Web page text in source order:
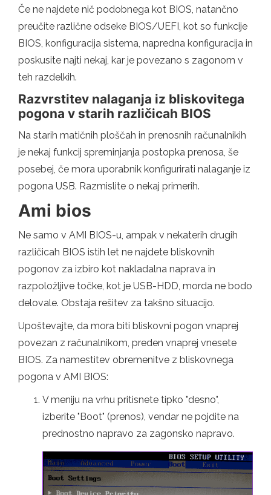
Če ne najdete nič podobnega kot BIOS, natančno
preučite različne odseke BIOS/UEFI, kot so funkcije
BIOS, konfiguracija sistema, napredna konfiguracija in
poskusite najti nekaj, kar je povezano s zagonom v
teh razdelkih.
Razvrstitev nalaganja iz bliskovitega
pogona v starih različicah BIOS
Na starih matičnih ploščah in prenosnih računalnikih
je nekaj funkcij spreminjanja postopka prenosa, še
posebej, če mora uporabnik konfigurirati nalaganje iz
pogona USB. Razmislite o nekaj primerih.
Ami bios
Ne samo v AMI BIOS-u, ampak v nekaterih drugih
različicah BIOS istih let ne najdete bliskovnih
pogonov za izbiro kot nakladalna naprava in
razpoložljive točke, kot je USB-HDD, morda ne bodo
delovale. Obstaja rešitev za takšno situacijo.
Upoštevajte, da mora biti bliskovni pogon vnaprej
povezan z računalnikom, preden vnaprej vnesete
BIOS. Za namestitev obremenitve z bliskovnega
pogona v AMI BIOS:
V meniju na vrhu pritisnete tipko "desno",
izberite "Boot" (prenos), vendar ne pojdite na
prednostno napravo za zagonsko napravo.